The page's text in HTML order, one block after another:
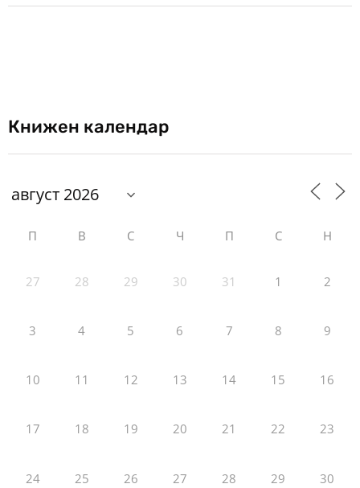
Книжен календар
П В С Ч П С Н
27 28 29 30 31 1 2
3 4 5 6 7 8 9
10 11 12 13 14 15 16
17 18 19 20 21 22 23
24 25 26 27 28 29 30